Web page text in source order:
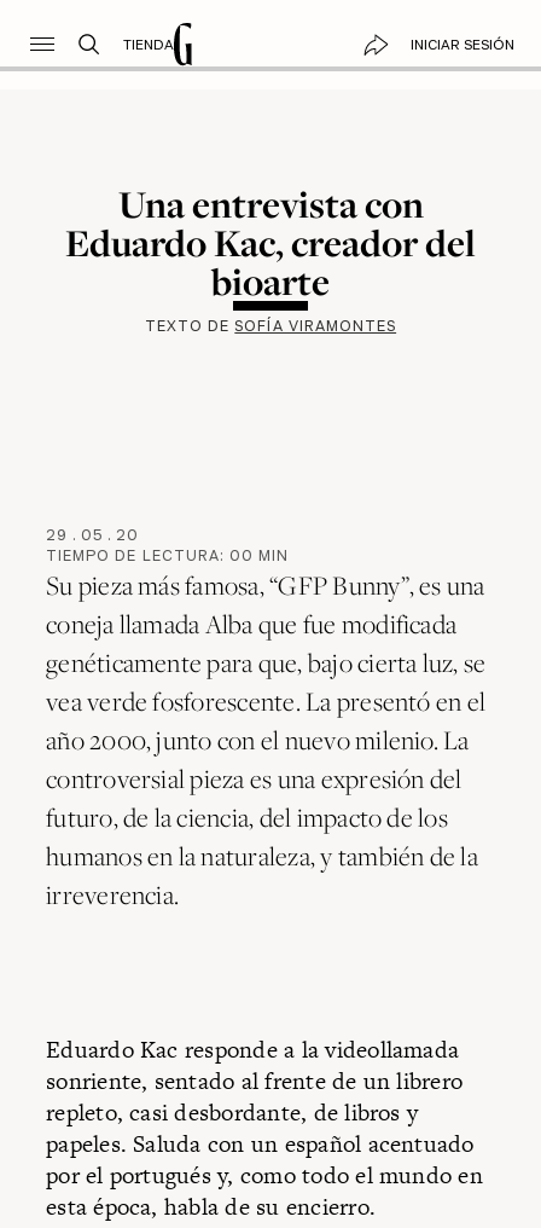
TIENDA INICIAR SESIÓN
Una entrevista con
Eduardo Kac, creador del
bioarte
TEXTO DE SOFÍA VIRAMONTES
29 . 05 . 20
TIEMPO DE LECTURA: 00 MIN
Su pieza más famosa, “GFP Bunny”, es una
coneja llamada Alba que fue modificada
genéticamente para que, bajo cierta luz, se
vea verde fosforescente. La presentó en el
año 2000, junto con el nuevo milenio. La
controversial pieza es una expresión del
futuro, de la ciencia, del impacto de los
humanos en la naturaleza, y también de la
irreverencia.
Eduardo Kac responde a la videollamada
sonriente, sentado al frente de un librero
repleto, casi desbordante, de libros y
papeles. Saluda con un español acentuado
por el portugués y, como todo el mundo en
esta época, habla de su encierro.